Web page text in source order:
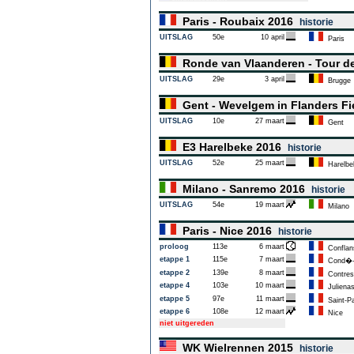
Paris - Roubaix 2016 historie
UITSLAG 50e 10 april Paris
Ronde van Vlaanderen - Tour
UITSLAG 29e 3 april Brugge
Gent - Wevelgem in Flanders
UITSLAG 10e 27 maart Gent
E3 Harelbeke 2016 historie
UITSLAG 52e 25 maart
Milano - Sanremo 2016 historie
UITSLAG 54e 19 maart Milano
Paris - Nice 2016 historie
proloog 113e 6 maart
etappe 1
115e 7 maart
Cond�-
etappe 2
139e 8 maart
Contres
etappe 4
103e 10 maart
Julienas
etappe 5
97e 11 maart
Saint-
etappe 6
108e 12 maart
Nice
niet uitgereden
WK Wielrennen 2015 historie